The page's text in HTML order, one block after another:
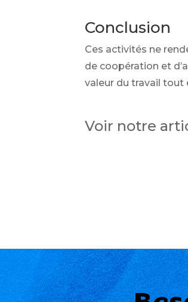
Conclusion
Ces activités ne
de coopération et
valeur du travail tout
Voir notre